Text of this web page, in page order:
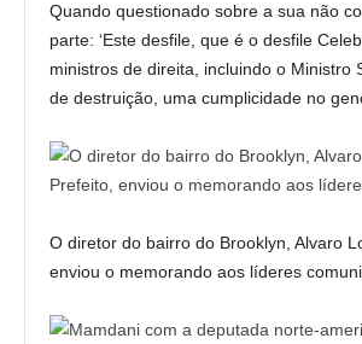
Quando questionado sobre a sua não
parte: ‘Este desfile, que é o desfile
ministros de direita, incluindo o Ministro
de destruição, uma cumplicidade no
O diretor do bairro do Brooklyn, Alvaro
enviou o memorando aos líderes